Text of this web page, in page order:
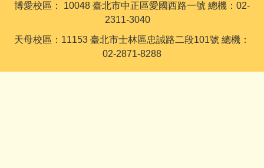
博愛校區： 10048 臺北市中正區愛國西路一號 總機：02-
2311-3040
天母校區：11153 臺北市士林區忠誠路二段101號 總機：
02-2871-8288